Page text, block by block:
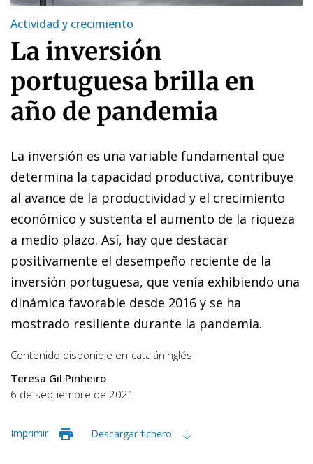
Actividad y crecimiento
La inversión
portuguesa brilla en
año de pandemia
La inversión es una variable fundamental que
determina la capacidad productiva, contribuye
al avance de la productividad y el crecimiento
económico y sustenta el aumento de la riqueza
a medio plazo. Así, hay que destacar
positivamente el desempeño reciente de la
inversión portuguesa, que venía exhibiendo una
dinámica favorable desde 2016 y se ha
mostrado resiliente durante la pandemia.
Contenido disponible en cataláninglés
Teresa Gil Pinheiro
6 de septiembre de 2021
Imprimir Descargar fichero